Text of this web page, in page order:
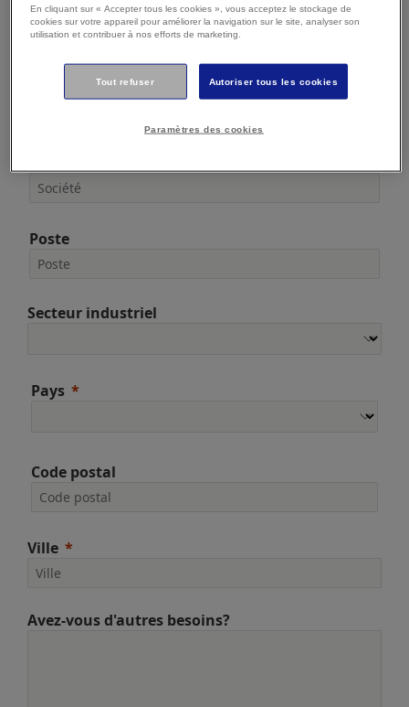
E-mail
Téléphone
Poste
Secteur industriel
Pays
Code postal
Ville
Avez-vous d'autres besoins?
En cliquant sur « Accepter tous les cookies », vous acceptez le stockage de
cookies sur votre appareil pour améliorer la navigation sur le site, analyser son
utilisation et contribuer à nos efforts de marketing.
Tout refuser Autoriser tous les cookies
Paramètres des cookies